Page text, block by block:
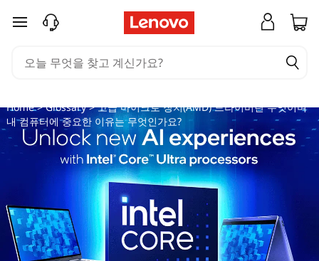
고
이
크
장
치
주요 콘텐츠로 건너뛰기
Home>Glossary> 고급 마이크로 장치(AMD) 드라이버란 무엇이며
내 컴퓨터에 중요한 이유는 무엇인가요?